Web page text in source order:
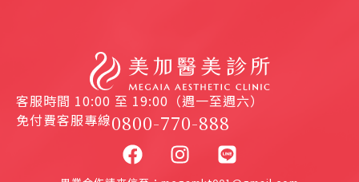
客服時間 10:00 至 19:00（週一至週六）
免付費客服專線0800-770-888